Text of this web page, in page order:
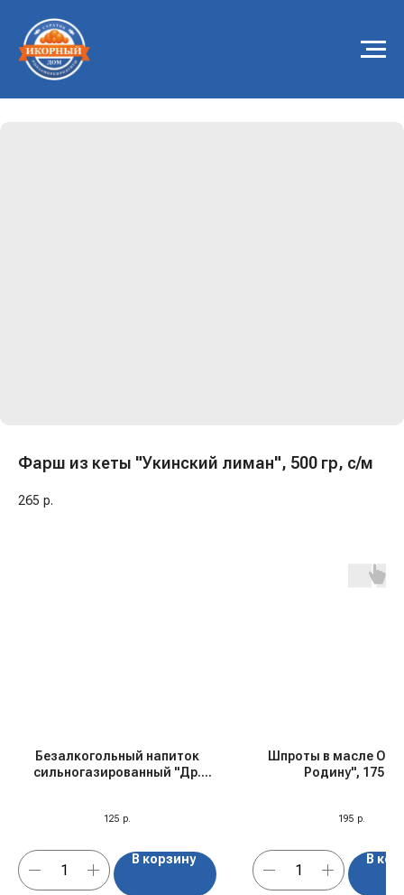
Фарш из кеты "Укинский лиман", 500 гр, с/м
265 р.
Безалкогольный напиток
сильногазированный "Др.
125 р.
В корзину
Шпроты в масле
Родину", 175 гр
195 р.
В